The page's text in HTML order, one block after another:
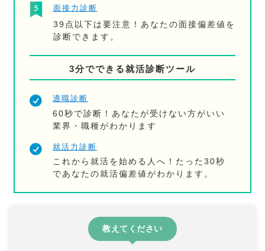
面接力診断
39点以下は要注意！あなたの面接偏差値を
診断できます。
3分でできる就活診断ツール
適職診断
60秒で診断！あなたが受けない方がいい
業界・職種がわかります
就活力診断
これから就活を始める人へ！たった30秒
であなたの就活偏差値がわかります。